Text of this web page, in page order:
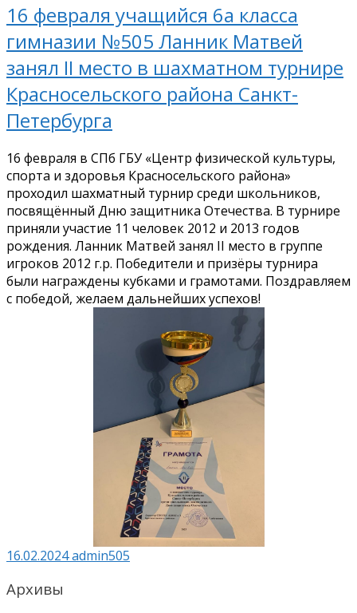
16 февраля учащийся 6а класса
гимназии №505 Ланник Матвей
занял II место в шахматном турнире
Красносельского района Санкт-
Петербурга
16 февраля в СПб ГБУ «Центр физической культуры,
спорта и здоровья Красносельского района»
проходил шахматный турнир среди школьников,
посвящённый Дню защитника Отечества. В турнире
приняли участие 11 человек 2012 и 2013 годов
рождения. Ланник Матвей занял II место в группе
игроков 2012 г.р. Победители и призёры турнира
были награждены кубками и грамотами. Поздравляем
с победой, желаем дальнейших успехов!
16.02.2024admin505
Архивы